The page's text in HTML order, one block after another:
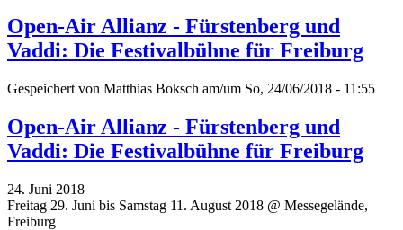
Open-Air Allianz - Fürstenberg und
Vaddi: Die Festivalbühne für Freiburg
Gespeichert von Matthias Boksch am/um So, 24/06/2018 - 11:55
Open-Air Allianz - Fürstenberg und
Vaddi: Die Festivalbühne für Freiburg
24. Juni 2018
Freitag 29. Juni bis Samstag 11. August 2018 @ Messegelände,
Freiburg